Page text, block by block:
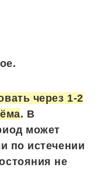
через 1-2
. В
может
по истечении
не